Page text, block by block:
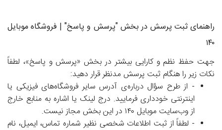
راهنمای ثبت پرسش در بخش "پرسش و پاسخ" | فروشگاه موبایل
۱۴۰
جهت حفظ نظم و کارایی بیشتر در بخش «پرسش و پاسخ»، لطفاً
نکات زیر را هنگام ثبت پرسش مدنظر قرار دهید:
- از طرح سؤال درباره‌ی آدرس سایر فروشگاه‌های فیزیکی یا
اینترنتی خودداری فرمایید. درج لینک یا اشاره به منابع خارج
از وب‌سایت موبایل ۱۴۰ در این بخش مجاز نیست.
- لطفاً از ثبت اطلاعات شخصی نظیر شماره تماس، ایمیل، نام